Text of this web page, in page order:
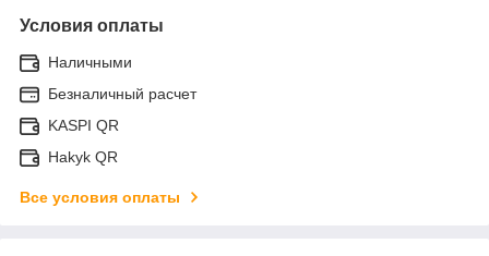
Условия оплаты
Наличными
Безналичный расчет
KASPI QR
Hakyk QR
Все условия оплаты